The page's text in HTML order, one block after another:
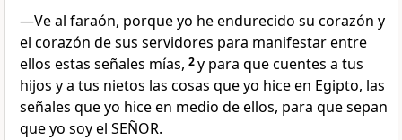
—Ve al faraón, porque yo he endurecido su corazón y
el corazón de sus servidores para manifestar entre
ellos estas señales mías, 2y para que cuentes a tus
hijos y a tus nietos las cosas que yo hice en Egipto, las
señales que yo hice en medio de ellos, para que sepan
que yo soy el SEÑOR.